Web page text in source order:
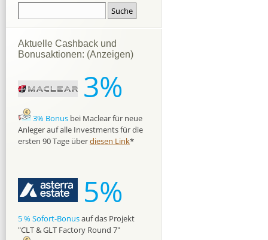
Aktuelle Cashback und
Bonusaktionen: (Anzeigen)
3%
3% Bonus bei Maclear für neue
Anleger auf alle Investments für die
ersten 90 Tage überdiesen Link*
5%
5 % Sofort-Bonusauf das Projekt
"CLT & GLT Factory Round 7"